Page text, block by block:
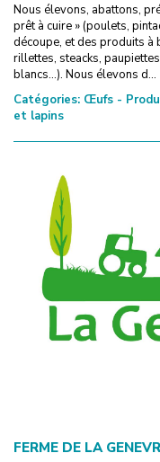
Nous élevons, abattons,
prêt à cuire » (poulets,
découpe, et des produits à
rillettes, steacks,
blancs...). Nous élevons d...
Catégories: Œufs -
et lapins
FERME DE LA